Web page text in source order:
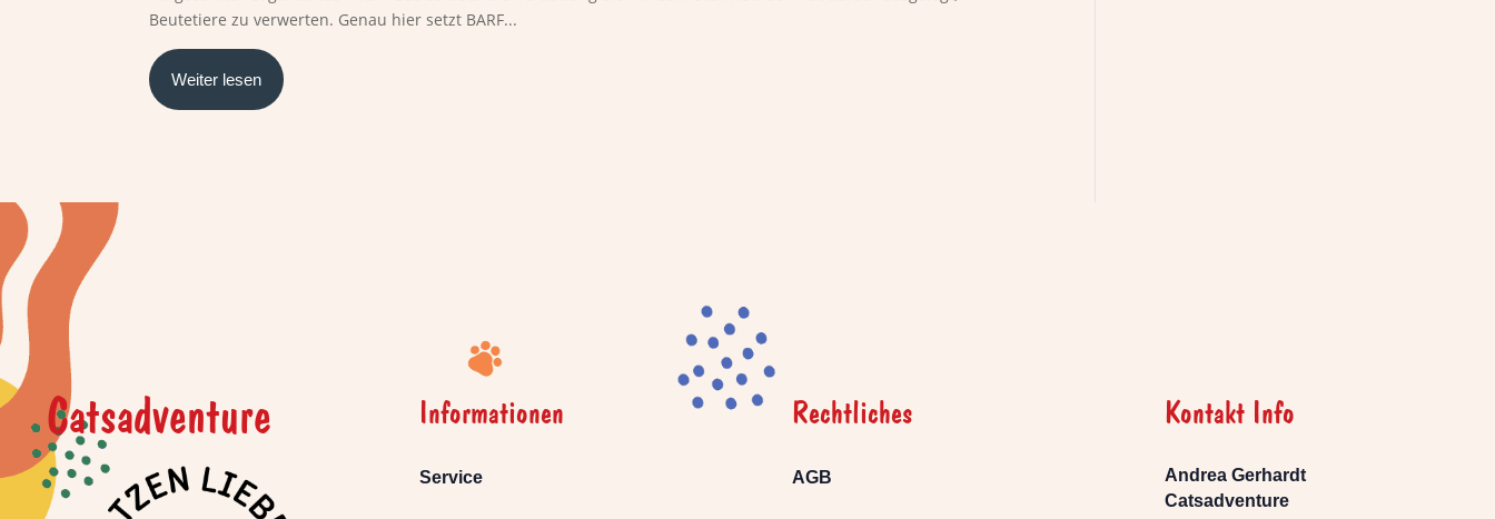
Beutetiere zu verwerten. Genau hier setzt BARF...
Weiter lesen
Catsadventure Informationen
Service
Rechtliches
AGB
Kontakt Info
Andrea Gerhardt
Catsadventure